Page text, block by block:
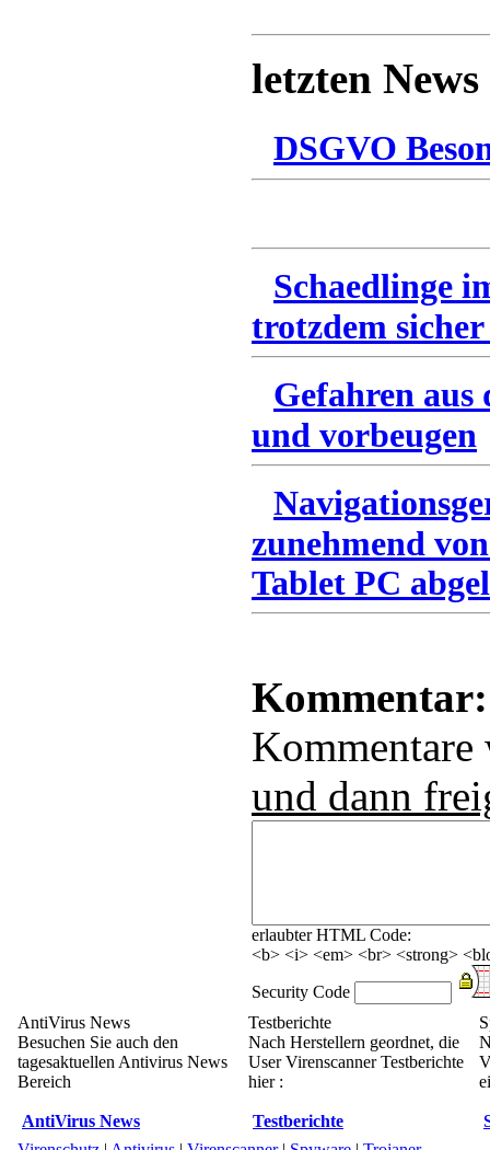
letzten News
DSGVO
Schaedlinge
trotzdem
Gefahren
und vorbeugen
zunehmend
Tablet PC
Kommentar:
und dann
erlaubter HTML Code:
<b> <i> <em> <br> <strong>
Security Code
AntiVirus News
Besuchen Sie auch den
tagesaktuellen Antivirus News
Bereich
AntiVirus News
Testberichte
Nach Herstellern geordnet, die
User Virenscanner Testberichte
hier :
Testberichte